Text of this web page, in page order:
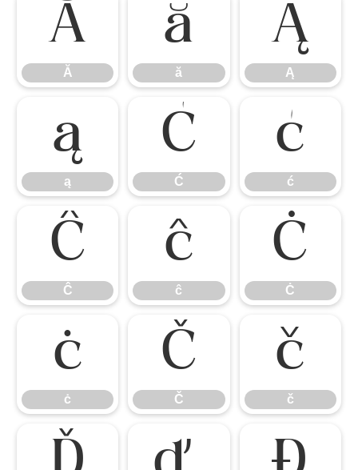
Ă
Ă
ă
ă
Ą
Ą
ą
ą
Ć
Ć
ć
ć
Ĉ
Ĉ
ĉ
ĉ
Ċ
Ċ
ċ
ċ
Č
Č
č
č